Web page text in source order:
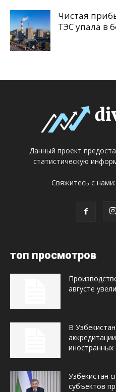
Чистая
ТЭС упала в
Данный проект
статистическую
Свяжитесь с нами:
топ просмотров
августе
В
иностранных
Узбекистан
субъектов